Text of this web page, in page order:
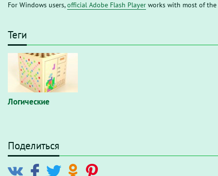
For Windows users,official Adobe Flash Player works with most of the
Теги
Логические
Поделиться